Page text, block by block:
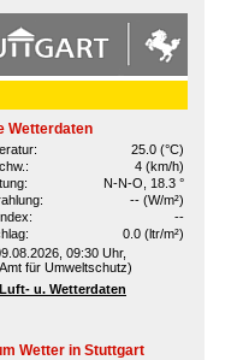
Wetterdaten
25.0 (°C)
4 (km/h)
N-N-O, 18.3 °
-- (W/m²)
--
0.0 (ltr/m²)
09:30 Uhr,
für Umweltschutz)
u. Wetterdaten
Wetter in Stuttgart